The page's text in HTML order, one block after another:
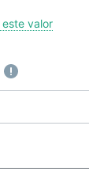
este valor